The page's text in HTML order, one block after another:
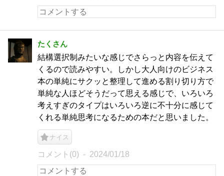
たくさん
結構選択制みたいな感じでさらっと内容を伝えて
くるので読みやすい。しかし大人向けのビジネス
本の単純にサクッと整理して進める割り切り方で
単純な人ほどそうだって思える感じで、いろいろ
考えすぎのタイプはいろいろ逆に不十分に感じて
くれる単純思考になるための本だと思いました。
ナイス
コメント(0) 2024/01/18